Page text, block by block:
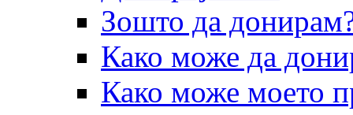
Зошто да
Како може да
Како може моето